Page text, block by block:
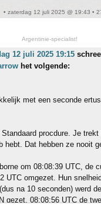
• zaterdag 12 juli 2025 @ 19:43 •
Argentinie-specialist!
12 juli 2025 19:15
het volgende:
met een seconde
procdure. Je
hebt. Dat hebben ze nooit
om 08:08:39 UTC, de
UTC omgezet. Hun
na 10 seconden) werd
gezet, 08:08:56 UTC de